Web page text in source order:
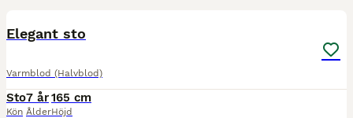
Elegant sto
Varmblod (Halvblod)
Sto
Kön
7 år
Ålder
165 cm
Höjd